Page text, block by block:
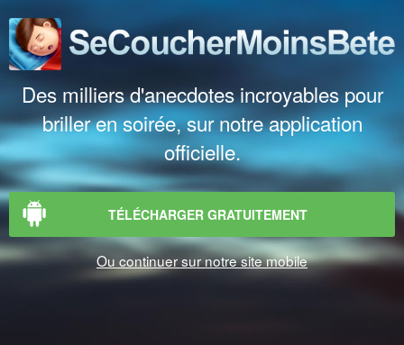
Des milliers d'anecdotes incroyables pour
briller en soirée, sur notre application
officielle.
TÉLÉCHARGER GRATUITEMENT
Ou continuer sur notre site mobile